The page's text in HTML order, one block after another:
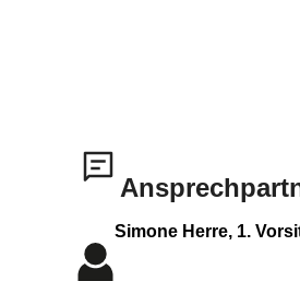
Simone Herre, 1.